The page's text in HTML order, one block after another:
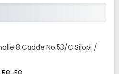
8.Cadde No:53/C Silopi /